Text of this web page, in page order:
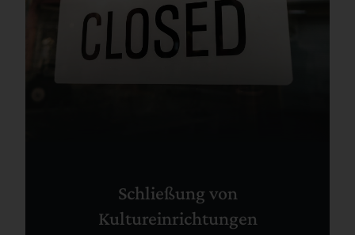
Schließung von
Kultureinrichtungen